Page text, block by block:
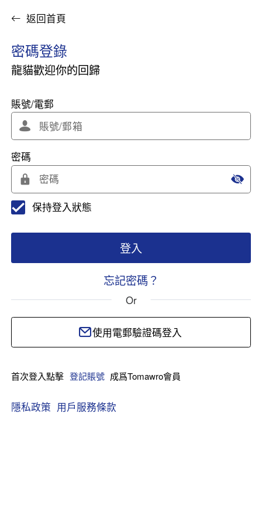
返回首頁
密碼登錄
龍貓歡迎你的回歸
賬號/電郵
密碼
保持登入狀態
登入
忘記密碼？
Or
使用電郵驗證碼登入
首次登入點擊 登記賬號 成爲Tomawro會員
隱私政策 用戶服務條款